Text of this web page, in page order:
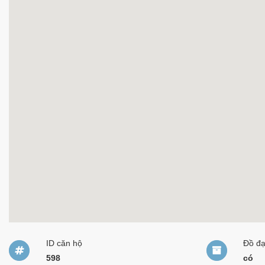
ID căn hộ
598
Đồ
có